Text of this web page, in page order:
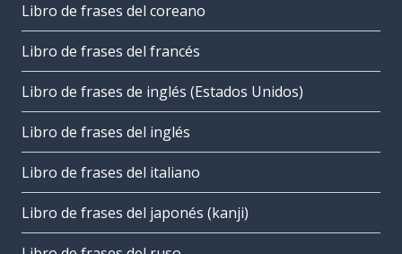
Libro de frases del coreano
Libro de frases del francés
Libro de frases de inglés (Estados Unidos)
Libro de frases del inglés
Libro de frases del italiano
Libro de frases del japonés (kanji)